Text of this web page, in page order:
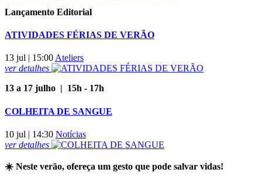
Lançamento Editorial
ATIVIDADES FÉRIAS DE VERÃO
13 jul | 15:00Ateliers
ver detalhes
13 a 17 julho | 15h - 17h
COLHEITA DE SANGUE
10 jul | 14:30 Notícias
ver detalhes
☀️ Neste verão, ofereça um gesto que pode salvar vidas!